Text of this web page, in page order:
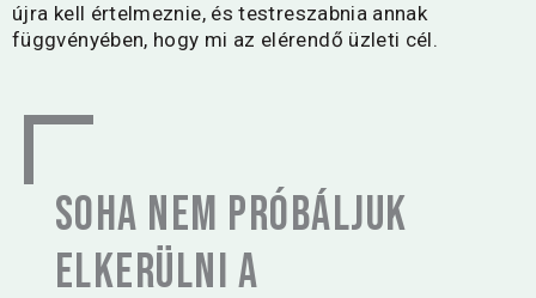
újra kell értelmeznie, és testreszabnia annak
függvényében, hogy mi az elérendő üzleti cél.
Soha nem próbáljuk
elkerülni a